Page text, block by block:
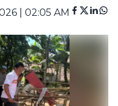
| 02:05 AM